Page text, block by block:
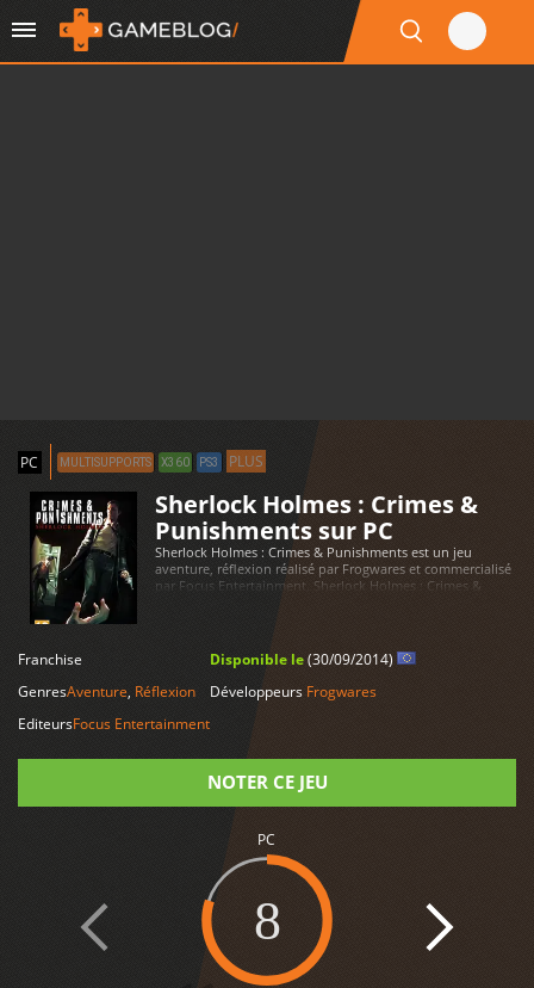
PC MULTISUPPORTS X360 PS3 PLUS
Sherlock Holmes : Crimes &
Punishments sur PC
Sherlock Holmes : Crimes & Punishments est un jeu
aventure, réflexion réalisé par Frogwares et commercialisé
par Focus Entertainment. Sherlock Holmes : Crimes &
Punishments est disponible sur PC
Franchise
GenresAventure, Réflexion
EditeursFocus Entertainment
Disponible le(30/09/2014)
Développeurs Frogwares
NOTER CE JEU
PC
8